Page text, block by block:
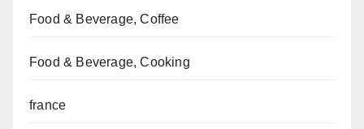
Food & Beverage, Coffee
Food & Beverage, Cooking
france